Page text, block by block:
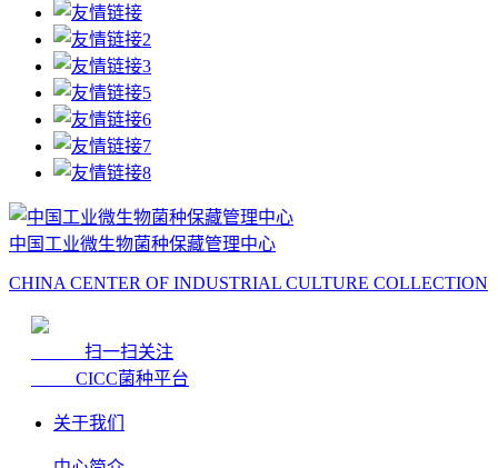
中国工业微生物菌种保藏管理中心
CHINA CENTER OF INDUSTRIAL CULTURE COLLECTION
扫一扫关注
CICC菌种平台
关于我们